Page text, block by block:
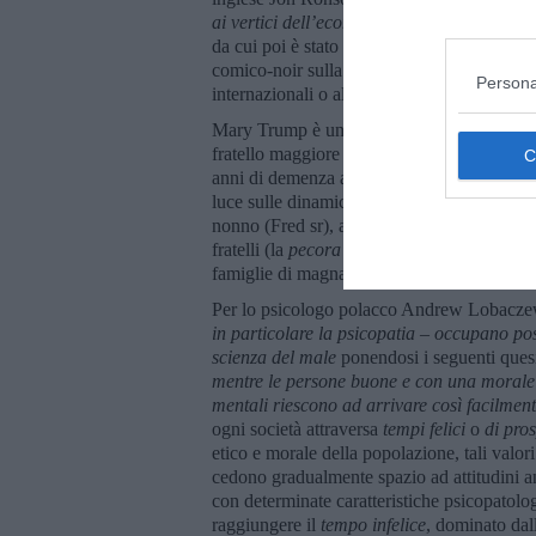
ai vertici dell’economia e della politica
da cui poi è stato tratto il film del 2009,
comico-noir sulla
internazionali o alla sommità del potere
Mary Trump è una psicologa
fratello maggiore di Donald, che nacque
anni di demenza alcolica. Il suo primo
luce sulle dinamiche del narcisismo
nonno (Fred sr), a sua volta narcisista,
fratelli (la pecora nera
famiglie di magnati.
Per lo psicologo polacco Andrew
in particolare la psicopatia – occupano
scienza del male ponendosi i seguenti
mentre le persone buone e con una
mentali riescono ad arrivare così
ogni società attraversa tempi felici o di
etico e morale della popolazione, tali
cedono gradualmente spazio ad attitudini
con determinate caratteristiche
raggiungere il tempo infelice, dominato